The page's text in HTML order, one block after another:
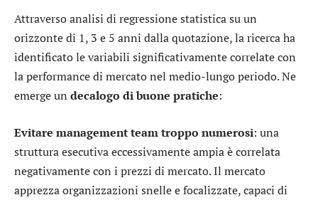
Attraverso analisi di regressione statistica su un
orizzonte di 1, 3 e 5 anni dalla quotazione, la ricerca ha
identificato le variabili significativamente correlate con
la performance di mercato nel medio-lungo periodo. Ne
emerge un decalogo di buone pratiche:
Evitare management team troppo numerosi: una
struttura esecutiva eccessivamente ampia è correlata
negativamente con i prezzi di mercato. Il mercato
apprezza organizzazioni snelle e focalizzate, capaci di